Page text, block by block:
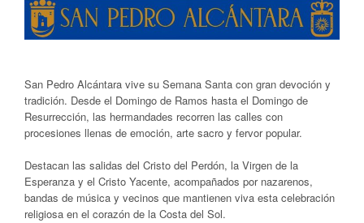
San Pedro Alcántara vive su Semana Santa con gran devoción y
tradición. Desde el Domingo de Ramos hasta el Domingo de
Resurrección, las hermandades recorren las calles con
procesiones llenas de emoción, arte sacro y fervor popular.
Destacan las salidas del Cristo del Perdón, la Virgen de la
Esperanza y el Cristo Yacente, acompañados por nazarenos,
bandas de música y vecinos que mantienen viva esta celebración
religiosa en el corazón de la Costa del Sol.